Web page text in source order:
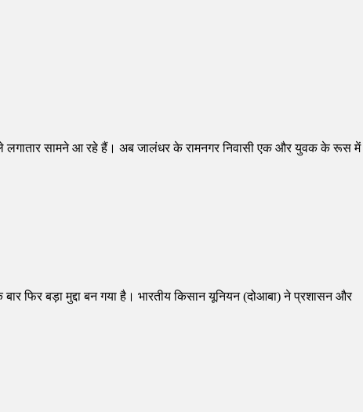
लगातार सामने आ रहे हैं। अब जालंधर के रामनगर निवासी एक और युवक के रूस में
फिर बड़ा मुद्दा बन गया है। भारतीय किसान यूनियन (दोआबा) ने प्रशासन और